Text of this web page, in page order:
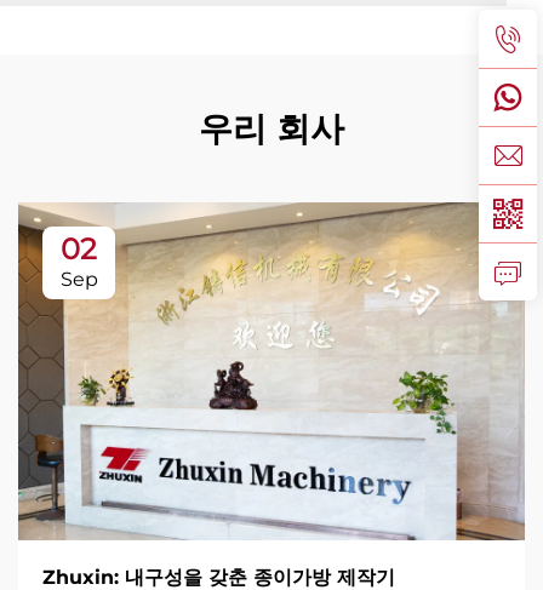
우리 회사
02
Sep
Zhuxin: 내구성을 갖춘 종이가방 제작기